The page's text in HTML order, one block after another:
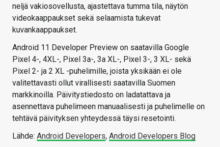
neljä vakiosovellusta, ajastettava tumma tila, näytön
videokaappaukset sekä selaamista tukevat
kuvankaappaukset.
Android 11 Developer Preview on saatavilla Google
Pixel 4-, 4XL-, Pixel 3a-, 3a XL-, Pixel 3-, 3 XL- sekä
Pixel 2- ja 2 XL -puhelimille, joista yksikään ei ole
valitettavasti ollut virallisesti saatavilla Suomen
markkinoilla. Päivitystiedosto on ladatattava ja
asennettava puhelimeen manuaalisesti ja puhelimelle on
tehtävä päivityksen yhteydessä täysi resetointi.
Lähde: Android Developers, Android Developers Blog